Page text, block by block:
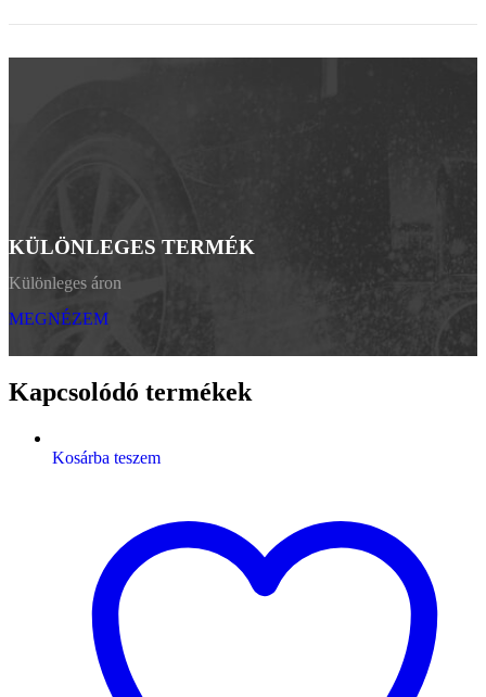
KÜLÖNLEGES TERMÉK
Különleges áron
MEGNÉZEM
Kapcsolódó termékek
Kosárba teszem